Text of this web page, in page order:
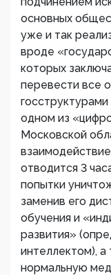
основных
уже и так
вроде
которых
перевести все
госструктурами
одном из
Московской
отводится 3
попытки
заменив его
обучения и
развития»
интеллектом),
нормальную